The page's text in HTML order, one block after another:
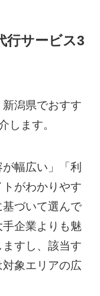
行サービス3
潟県でおすす
します。
幅広い」「利
がわかりやす
基づいて選んで
企業よりも魅
すし、該当す
象エリアの広